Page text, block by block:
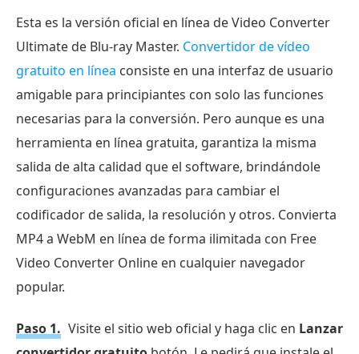
Esta es la versión oficial en línea de Video Converter
Ultimate de Blu-ray Master. Convertidor de vídeo
gratuito en línea consiste en una interfaz de usuario
amigable para principiantes con solo las funciones
necesarias para la conversión. Pero aunque es una
herramienta en línea gratuita, garantiza la misma
salida de alta calidad que el software, brindándole
configuraciones avanzadas para cambiar el
codificador de salida, la resolución y otros. Convierta
MP4 a WebM en línea de forma ilimitada con Free
Video Converter Online en cualquier navegador
popular.
Paso 1. Visite el sitio web oficial y haga clic en Lanzar